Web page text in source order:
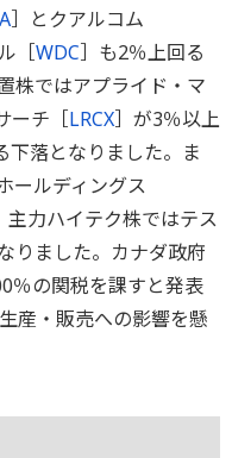
］とクアルコム
［WDC］も2％上回る
株ではアプライド・マ
ーチ［LRCX］が3％以上
下落となりました。ま
ールディングス
主力ハイテク株ではテス
りました。カナダ政府
％の関税を課すと発表
産・販売への影響を懸